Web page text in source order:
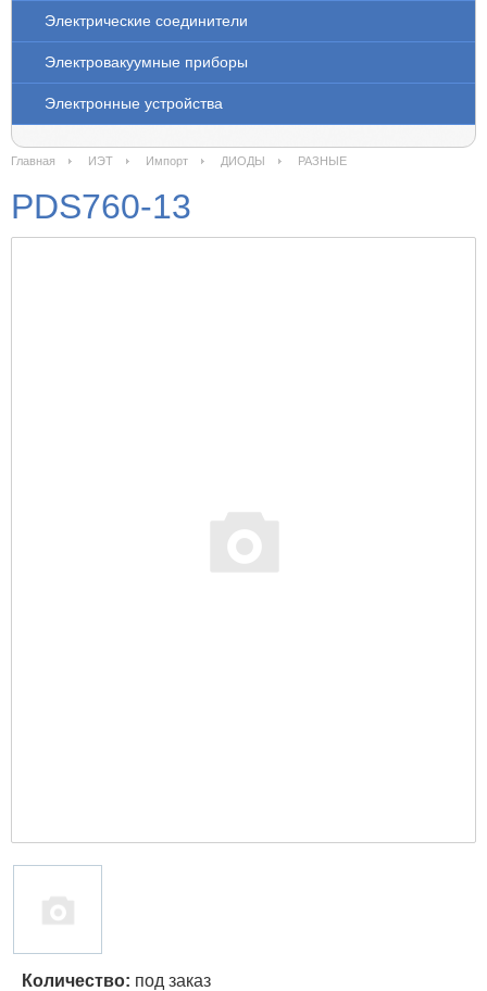
Электрические соединители
Электровакуумные приборы
Электронные устройства
Главная ИЭТ Импорт ДИОДЫ РАЗНЫЕ
PDS760-13
Количество: под заказ